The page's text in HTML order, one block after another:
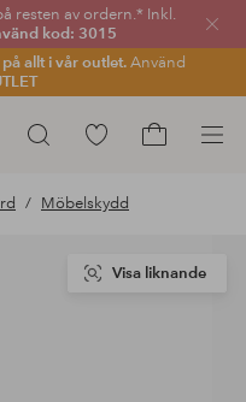
resten av ordern.* Inkl.
kod: 3015
allt i vår outlet.Använd
Sök
Gå
favoritmarkerade
produkter
Möbelskydd
Visa liknande